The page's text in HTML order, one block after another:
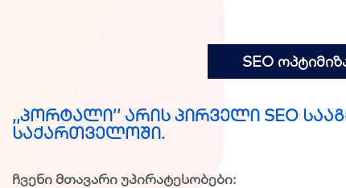
SEO
,,პორტალი’’ არის პირველი SEO
საქართველოში.
ჩვენი მთავარი უპირატესობები: